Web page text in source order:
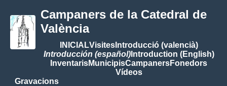
Campaners de la Catedral de
València
INICIALVisitesIntroducció (valencià)
Introducción (español)Introduction (English)
InventarisMunicipisCampanersFonedors
Vídeos
Gravacions